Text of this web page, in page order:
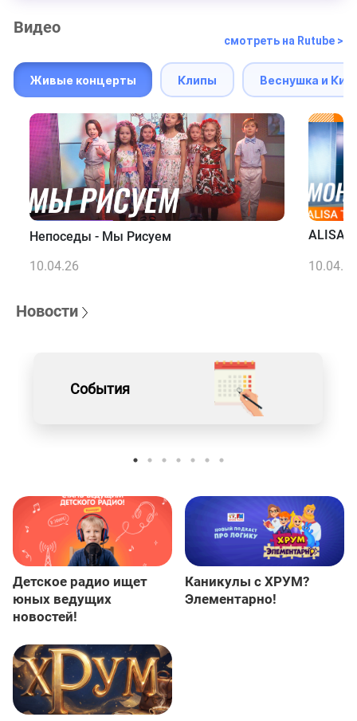
Видео
смотреть на Rutube >
Живые концерты Клипы Веснушка и
Непоседы - Мы Рисуем
10.04.26
ALISA
10.04.26
Новости
События
Детское радио ищет
юных ведущих
новостей!
Каникулы с ХРУМ?
Элементарно!